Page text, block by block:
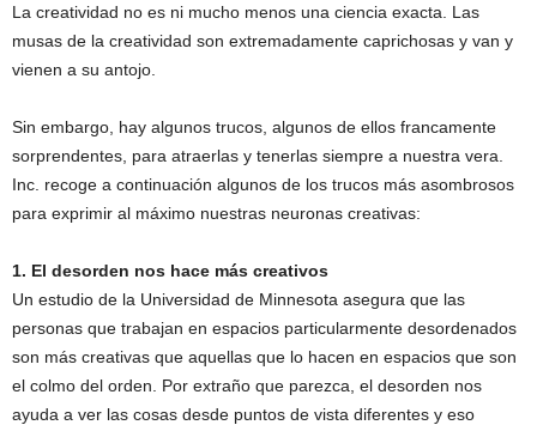
La creatividad no es ni mucho menos una ciencia exacta. Las
musas de la creatividad son extremadamente caprichosas y van y
vienen a su antojo.
Sin embargo, hay algunos trucos, algunos de ellos francamente
sorprendentes, para atraerlas y tenerlas siempre a nuestra vera.
Inc. recoge a continuación algunos de los trucos más asombrosos
para exprimir al máximo nuestras neuronas creativas:
1. El desorden nos hace más creativos
Un estudio de la Universidad de Minnesota asegura que las
personas que trabajan en espacios particularmente desordenados
son más creativas que aquellas que lo hacen en espacios que son
el colmo del orden. Por extraño que parezca, el desorden nos
ayuda a ver las cosas desde puntos de vista diferentes y eso